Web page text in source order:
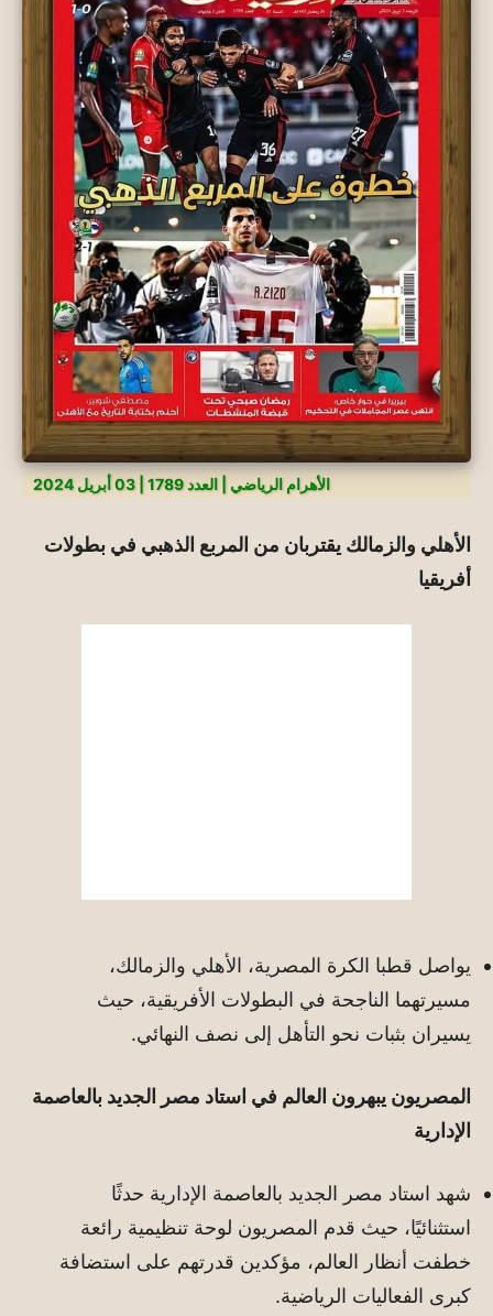
الأهرام الرياضي | العدد 1789 | 03 أبريل 2024
الأهلي والزمالك يقتربان من المربع الذهبي في بطولات
أفريقيا
يواصل قطبا الكرة المصرية، الأهلي والزمالك،
مسيرتهما الناجحة في البطولات الأفريقية، حيث
يسيران بثبات نحو التأهل إلى نصف النهائي.
المصريون يبهرون العالم في استاد مصر الجديد بالعاصمة
الإدارية
شهد استاد مصر الجديد بالعاصمة الإدارية حدثًا
استثنائيًا، حيث قدم المصريون لوحة تنظيمية رائعة
خطفت أنظار العالم، مؤكدين قدرتهم على استضافة
كبرى الفعاليات الرياضية.